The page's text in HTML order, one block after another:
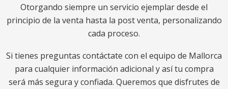
Otorgando siempre un servicio ejemplar desde el
principio de la venta hasta la post venta, personalizando
cada proceso.
Si tienes preguntas contáctate con el equipo de Mallorca
para cualquier información adicional y así tu compra
será más segura y confiada. Queremos que disfrutes de